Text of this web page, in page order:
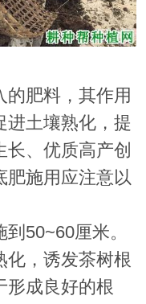
肥料，其作用
进土壤熟化，提
、优质高产创
肥施用应注意以
50~60厘米。
化，诱发茶树根
形成良好的根